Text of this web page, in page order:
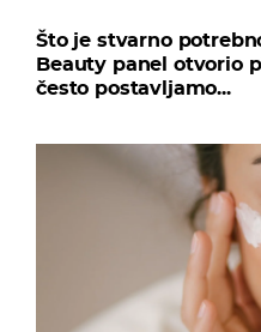
Što je stvarno
Beauty panel otvorio
često postavljamo...